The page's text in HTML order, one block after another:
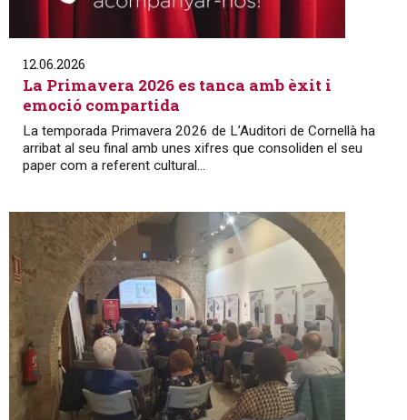
12.06.2026
La Primavera 2026 es tanca amb èxit i
emoció compartida
La temporada Primavera 2026 de L’Auditori de Cornellà ha
arribat al seu final amb unes xifres que consoliden el seu
paper com a referent cultural...